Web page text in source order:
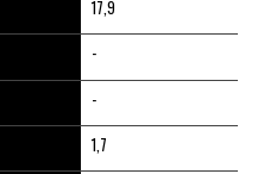
17,9
-
-
1,7